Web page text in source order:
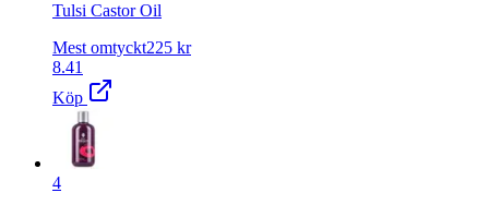
Tulsi Castor Oil
Mest omtyckt225 kr
8.41
Köp
4